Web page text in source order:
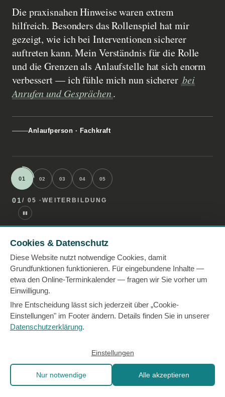
Die praxisnahen Hinweise waren extrem
hilfreich. Besonders das Rollenspiel hat mir
gezeigt, wie ich bei Interventionen sicherer
auftreten kann. Mein Verständnis für die Rolle
und die Grenzen als Anlaufstelle hat sich enorm
verbessert — ich fühle mich nun sicherer bei
Anrufen und Gesprächen.
Anlaufperson · Fachkraft
01 02 03 04 05
01/ 05 ·WEITERBILDUNG
▮▮
— 08 · HÄUFIGE FRAGEN
vorab wissen wollen.
Wir antworten gern persönlich im Erstgespräch —
Cookies & Datenschutz
Diese Website nutzt notwendige Cookies, damit
Grundfunktionen funktionieren. Für eingebundene Inhalte —
etwa den Online-Terminkalender — fragen wir Sie vorher um
Einwilligung.
Ihre Entscheidung lässt sich jederzeit über „Cookie-
Einstellungen" im Footer ändern. Details finden Sie in unserer
Datenschutzerklärung.
Einstellungen
Nur notwendige Alle akzeptieren